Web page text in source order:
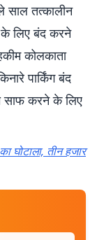
साल तत्कालीन
के लिए बंद करने
कोलकाता
पार्किंग बंद
साफ करने के लिए
घोटाला, तीन हजार